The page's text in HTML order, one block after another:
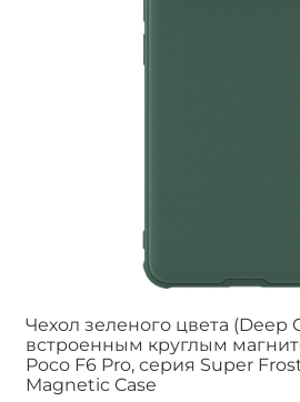
Чехол зеленого цвета (Deep
встроенным круглым
Poco F6 Pro, серия Super
Magnetic Case